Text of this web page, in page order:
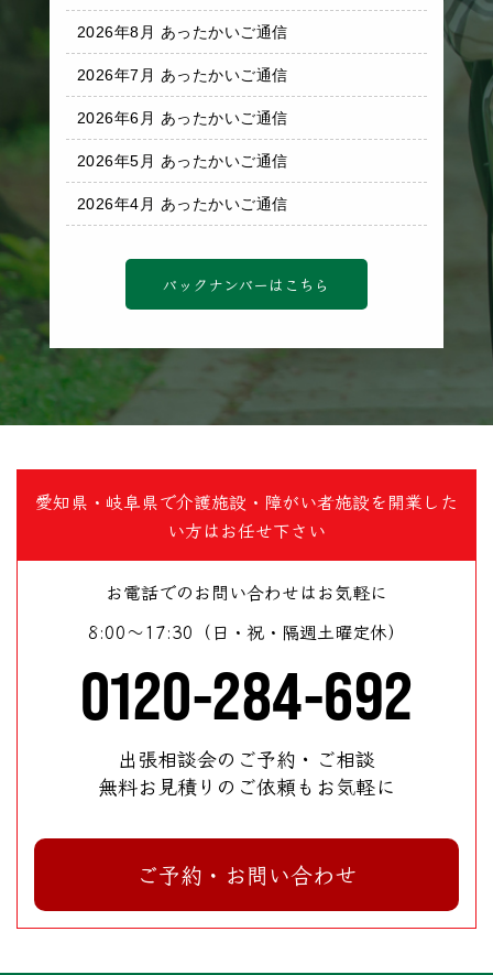
2026年8月 あったかいご通信
2026年7月 あったかいご通信
2026年6月 あったかいご通信
2026年5月 あったかいご通信
2026年4月 あったかいご通信
バックナンバーはこちら
愛知県・岐阜県で介護施設・障がい者施設を開業した
い方はお任せ下さい
お電話でのお問い合わせはお気軽に
8:00～17:30（日・祝・隔週土曜定休）
0120-284-692
出張相談会のご予約・ご相談
無料お見積りのご依頼もお気軽に
ご予約・お問い合わせ